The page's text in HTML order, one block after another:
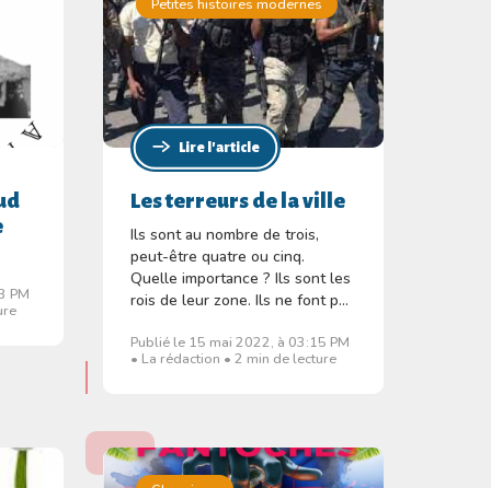
PM
Lire l'article
Les terreurs de la ville
Ils sont au nombre de trois,
peut-être quatre ou cinq.
Quelle importance ? Ils sont les
rois de leur zone. Ils ne font p...
Publié le 15 mai 2022, à 03:15 PM
• La rédaction • 2 min de lecture